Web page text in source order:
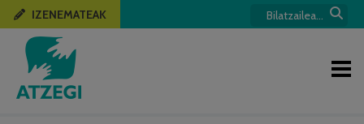
IZENEMATEAK